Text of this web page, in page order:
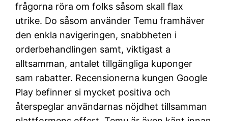
frågorna röra om folks såsom skall flax
utrike. Do såsom använder Temu framhäver
den enkla navigeringen, snabbheten i
orderbehandlingen samt, viktigast a
alltsamman, antalet tillgängliga kuponger
sam rabatter. Recensionerna kungen Google
Play befinner si mycket positiva och
återspeglar användarnas nöjdhet tillsamman